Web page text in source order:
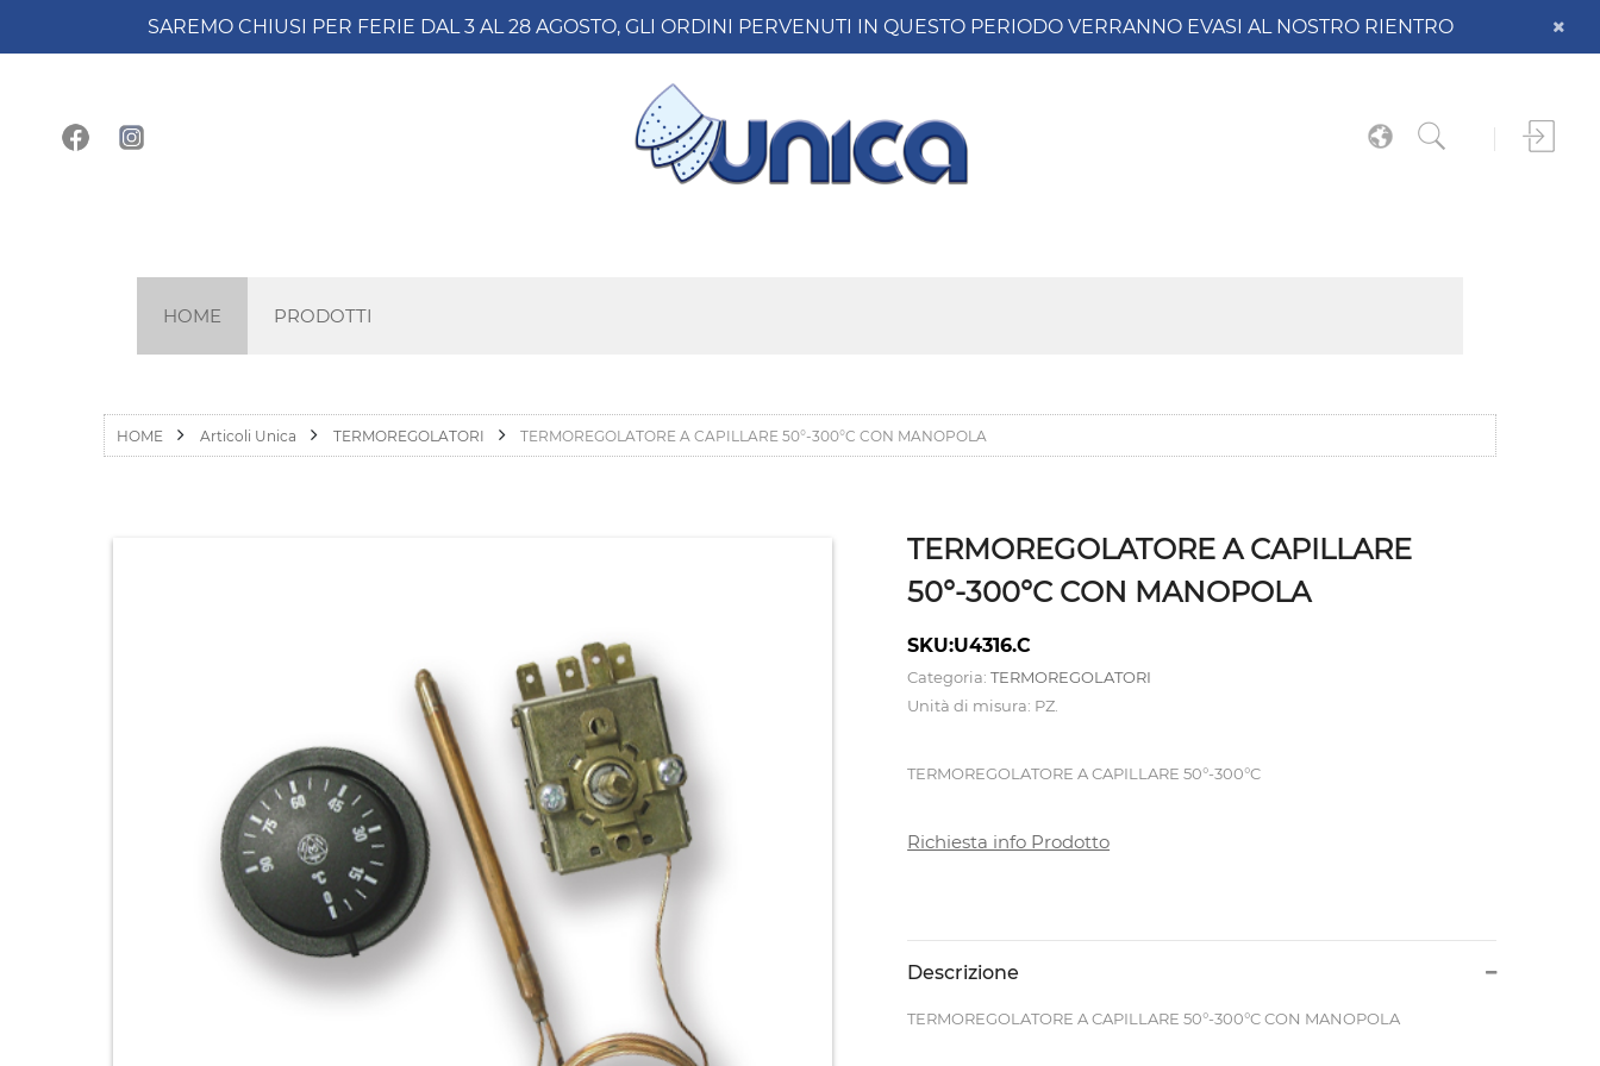
SAREMO CHIUSI PER FERIE DAL 3 AL 28 AGOSTO, GLI ORDINI PERVENUTI IN QUESTO PERIODO VERRANNO EVASI AL NOSTRO RIENTRO
HOME PRODOTTI
HOME Articoli Unica TERMOREGOLATORI TERMOREGOLATORE A CAPILLARE 50°-300°C CON MANOPOLA
TERMOREGOLATORE A CAPILLARE
50°-300°C CON MANOPOLA
SKU:U4316.C
Categoria:TERMOREGOLATORI
Unità di misura: PZ.
TERMOREGOLATORE A CAPILLARE 50°-300°C
Richiesta info Prodotto
Descrizione
TERMOREGOLATORE A CAPILLARE 50°-300°C CON MANOPOLA